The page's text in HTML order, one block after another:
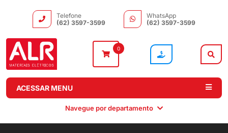
0
Telefone
(62) 3597-3599
WhatsApp
(62) 3597-3599
ACESSAR MENU
Navegue por departamento